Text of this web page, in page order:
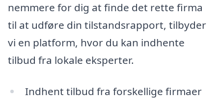
nemmere for dig at finde det rette firma
til at udføre din tilstandsrapport, tilbyder
vi en platform, hvor du kan indhente
tilbud fra lokale eksperter.
Indhent tilbud fra forskellige firmaer